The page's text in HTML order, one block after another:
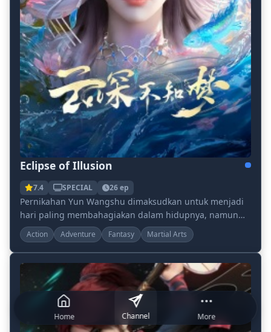
Eclipse of Illusion
7.4 SPECIAL 26 ep
Pernikahan Yun Wangshu dimaksudkan untuk menjadi
hari paling membahagiakan dalam hidupnya, namun
konspirasi brutal mengubahnya menjadi mimpi buruk,
me...
Action Adventure Fantasy Martial Arts
Home Channel More